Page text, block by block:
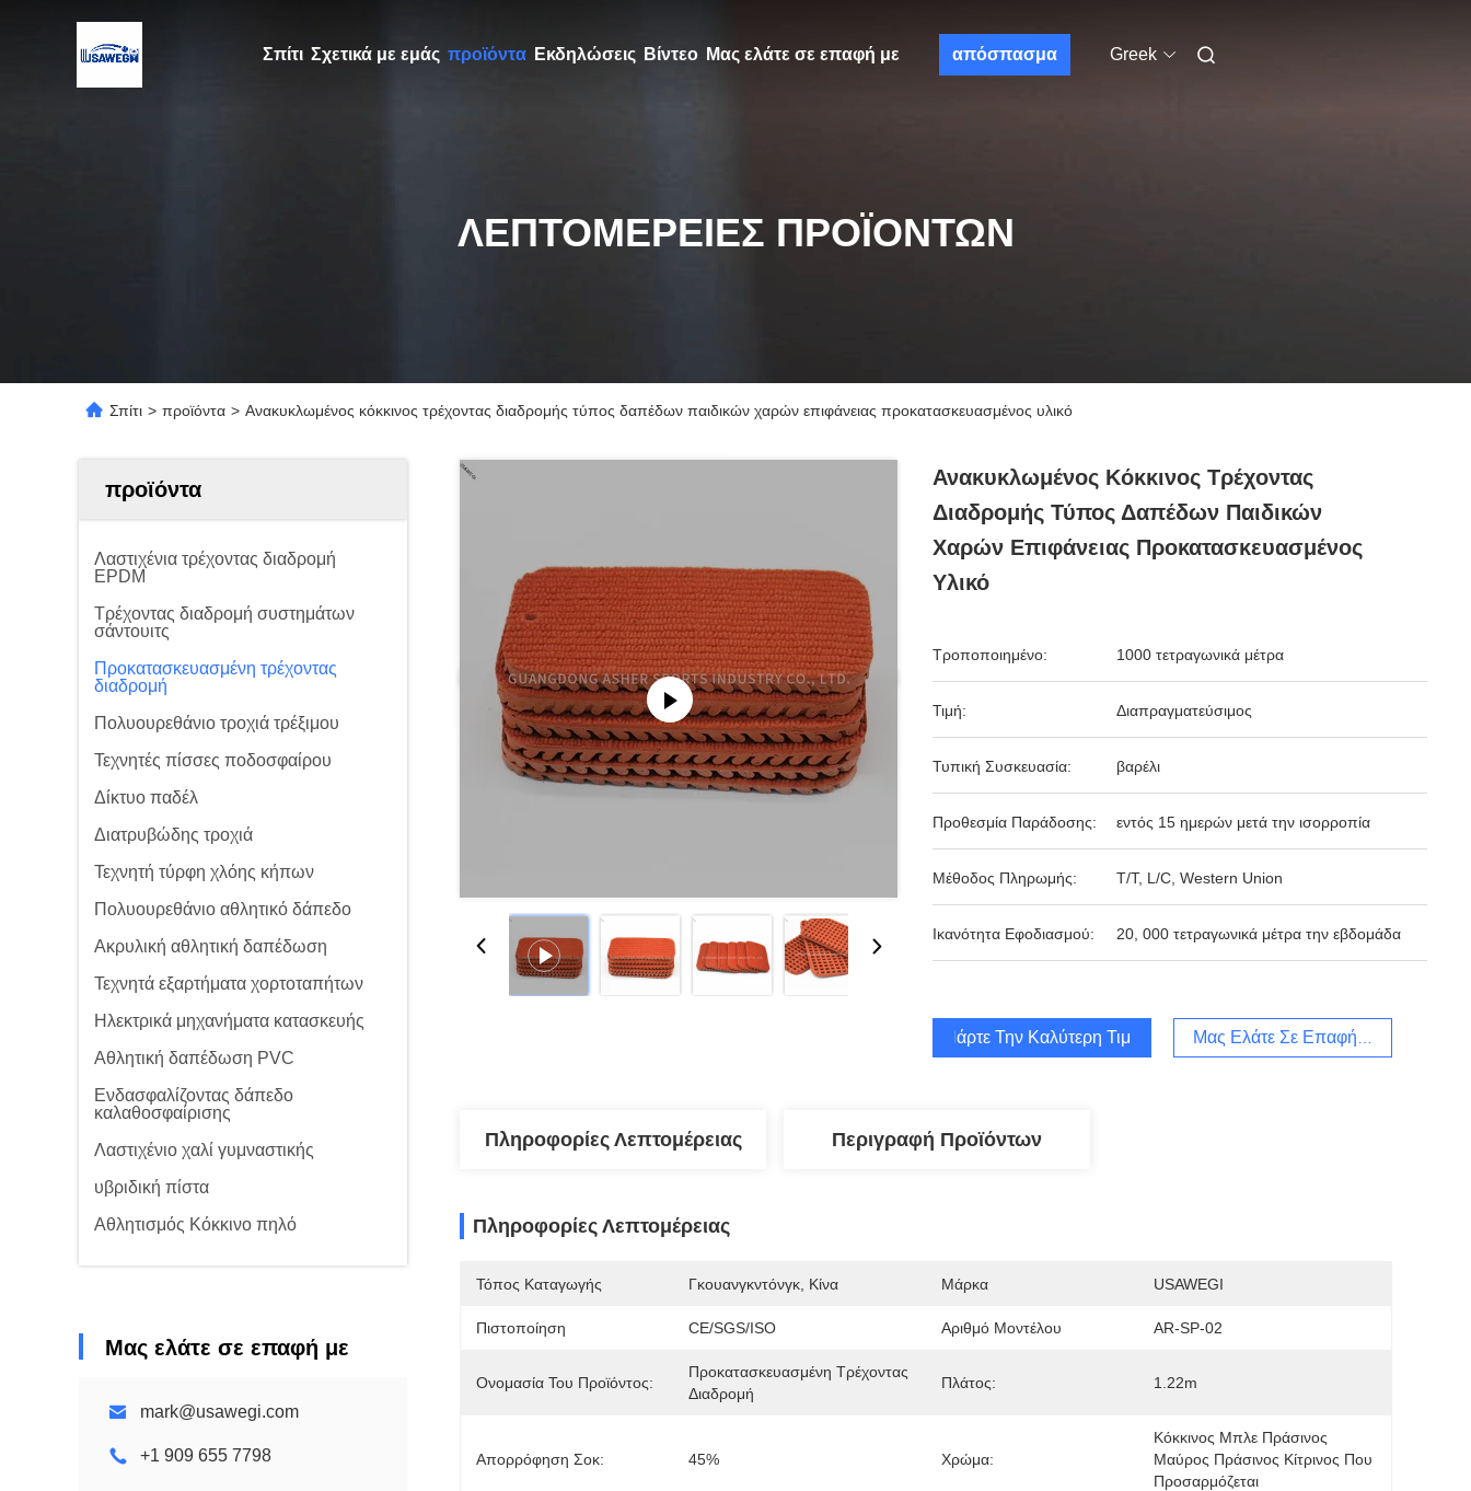
Σπίτι Σχετικά με εμάς προϊόντα Εκδηλώσεις Βίντεο Μας ελάτε σε επαφή με απόσπασμα Greek
ΛΕΠΤΟΜΈΡΕΙΕΣ ΠΡΟΪΌΝΤΩΝ
Σπίτι > προϊόντα > Ανακυκλωμένος κόκκινος τρέχοντας διαδρομής τύπος δαπέδων παιδικών χαρών επιφάνειας προκατασκευασμένος υλικό
προϊόντα
Λαστιχένια τρέχοντας διαδρομή
EPDM
Τρέχοντας διαδρομή συστημάτων
σάντουιτς
Προκατασκευασμένη τρέχοντας
διαδρομή
Πολυουρεθάνιο τροχιά τρέξιμου
Τεχνητές πίσσες ποδοσφαίρου
Δίκτυο παδέλ
Διατρυβώδης τροχιά
Τεχνητή τύρφη χλόης κήπων
Πολυουρεθάνιο αθλητικό δάπεδο
Ακρυλική αθλητική δαπέδωση
Τεχνητά εξαρτήματα χορτοταπήτων
Ηλεκτρικά μηχανήματα κατασκευής
Αθλητική δαπέδωση PVC
Ενδασφαλίζοντας δάπεδο
καλαθοσφαίρισης
Λαστιχένιο χαλί γυμναστικής
υβριδική πίστα
Αθλητισμός Κόκκινο πηλό
Μας ελάτε σε επαφή με
mark@usawegi.com
+1 909 655 7798
Ανακυκλωμένος Κόκκινος Τρέχοντας
Διαδρομής Τύπος Δαπέδων Παιδικών
Χαρών Επιφάνειας Προκατασκευασμένος
Υλικό
Τροποποιημένο: 1000 τετραγωνικά μέτρα
Τιμή: Διαπραγματεύσιμος
Τυπική Συσκευασία: βαρέλι
Προθεσμία Παράδοσης: εντός 15 ημερών μετά την ισορροπία
Μέθοδος Πληρωμής: Τ/Τ, L/C, Western Union
Ικανότητα Εφοδιασμού: 20, 000 τετραγωνικά μέτρα την εβδομάδα
Πάρτε Την Καλύτερη Τιμή Μας Ελάτε Σε Επαφή Με
Πληροφορίες Λεπτομέρειας Περιγραφή Προϊόντων
Πληροφορίες Λεπτομέρειας
Τόπος Καταγωγής Γκουανγκντόνγκ, Κίνα Μάρκα USAWEGI
Πιστοποίηση CE/SGS/ISO Αριθμό Μοντέλου AR-SP-02
Ονομασία Του Προϊόντος:
Προκατασκευασμένη Τρέχοντας
Διαδρομή
Πλάτος: 1.22m
Απορρόφηση Σοκ: 45% Χρώμα:
Κόκκινος Μπλε Πράσινος
Μαύρος Πράσινος Κίτρινος Που
Προσαρμόζεται